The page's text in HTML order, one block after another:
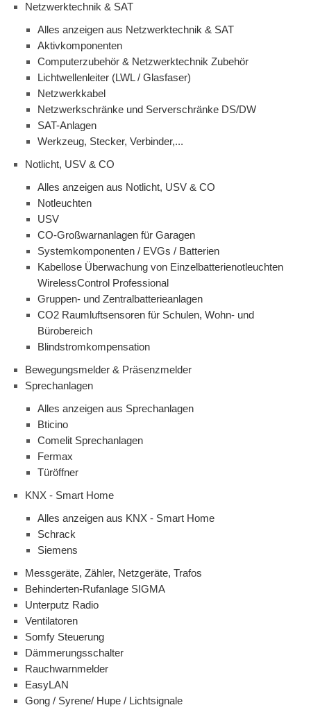
Netzwerktechnik & SAT
Alles anzeigen aus Netzwerktechnik & SAT
Aktivkomponenten
Computerzubehör & Netzwerktechnik Zubehör
Lichtwellenleiter (LWL / Glasfaser)
Netzwerkkabel
Netzwerkschränke und Serverschränke DS/DW
SAT-Anlagen
Werkzeug, Stecker, Verbinder,...
Notlicht, USV & CO
Alles anzeigen aus Notlicht, USV & CO
Notleuchten
USV
CO-Großwarnanlagen für Garagen
Systemkomponenten / EVGs / Batterien
Kabellose Überwachung von Einzelbatterienotleuchten
WirelessControl Professional
Gruppen- und Zentralbatterieanlagen
CO2 Raumluftsensoren für Schulen, Wohn- und
Bürobereich
Blindstromkompensation
Bewegungsmelder & Präsenzmelder
Sprechanlagen
Alles anzeigen aus Sprechanlagen
Bticino
Comelit Sprechanlagen
Fermax
Türöffner
KNX - Smart Home
Alles anzeigen aus KNX - Smart Home
Schrack
Siemens
Messgeräte, Zähler, Netzgeräte, Trafos
Behinderten-Rufanlage SIGMA
Unterputz Radio
Ventilatoren
Somfy Steuerung
Dämmerungsschalter
Rauchwarnmelder
EasyLAN
Gong / Syrene/ Hupe / Lichtsignale